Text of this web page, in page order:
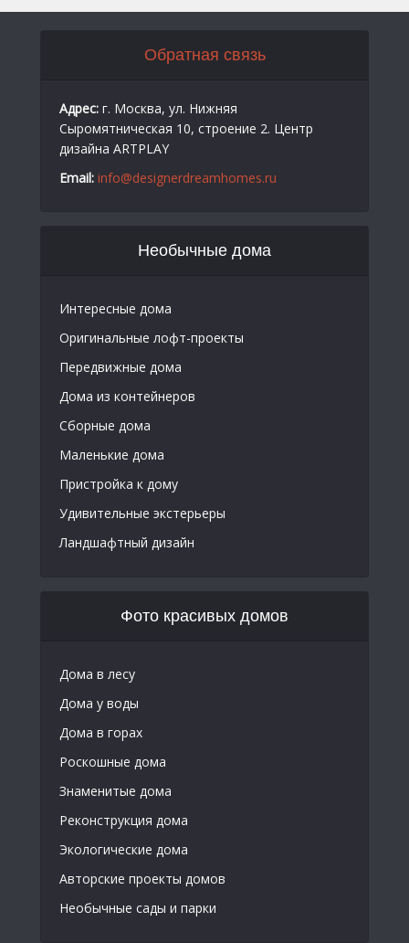
Обратная связь
Адрес: г. Москва, ул. Нижняя
Сыромятническая 10, строение 2. Центр
дизайна ARTPLAY
Email: info@designerdreamhomes.ru
Необычные дома
Интересные дома
Оригинальные лофт-проекты
Передвижные дома
Дома из контейнеров
Сборные дома
Маленькие дома
Пристройка к дому
Удивительные экстерьеры
Ландшафтный дизайн
Фото красивых домов
Дома в лесу
Дома у воды
Дома в горах
Роскошные дома
Знаменитые дома
Реконструкция дома
Экологические дома
Авторские проекты домов
Необычные сады и парки